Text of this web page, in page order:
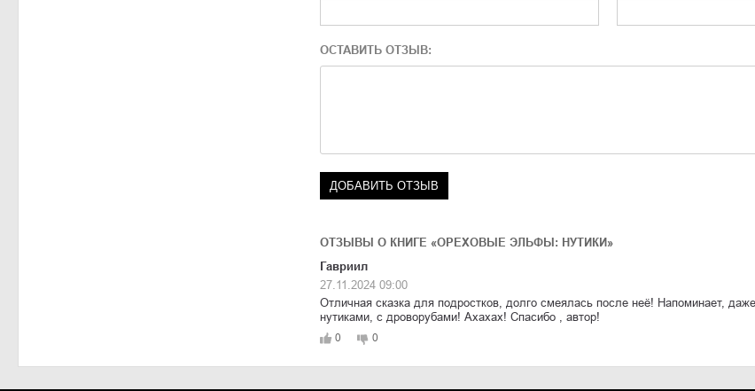
ОСТАВИТЬ ОТЗЫВ:
ОТЗЫВЫ О КНИГЕ «ОРЕХОВЫЕ ЭЛЬФЫ: НУТИКИ»
Гавриил
27.11.2024 09:00
Отличная сказка для подростков, долго смеялась после неё! Напоминает,
нутиками, с дроворубами! Ахахах! Спасибо , автор!
0 0